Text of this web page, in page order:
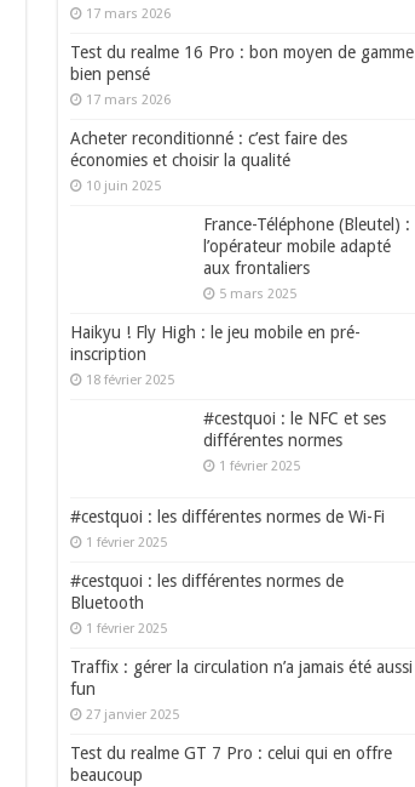
17 mars 2026
Test du realme 16 Pro : bon moyen de gamme
bien pensé
17 mars 2026
Acheter reconditionné : c’est faire des
économies et choisir la qualité
10 juin 2025
France-Téléphone (Bleutel) :
l’opérateur mobile adapté
aux frontaliers
5 mars 2025
Haikyu ! Fly High : le jeu mobile en pré-
inscription
18 février 2025
#cestquoi : le NFC et ses
différentes normes
1 février 2025
#cestquoi : les différentes normes de Wi-Fi
1 février 2025
#cestquoi : les différentes normes de
Bluetooth
1 février 2025
Traffix : gérer la circulation n’a jamais été aussi
fun
27 janvier 2025
Test du realme GT 7 Pro : celui qui en offre
beaucoup